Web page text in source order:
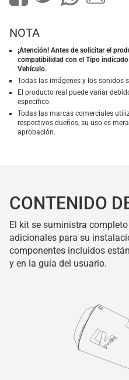
NOTA
¡Atención! Antes de solicitar el
compatibilidad con el Tipo
Vehículo.
Todas las imágenes y los sonidos
El producto real puede variar
específico.
Todas las marcas comerciales
respectivos dueños, su uso es
aprobación.
CONTENIDO
El kit se suministra
adicionales para su
componentes incluidos
y en la guía del usuario.